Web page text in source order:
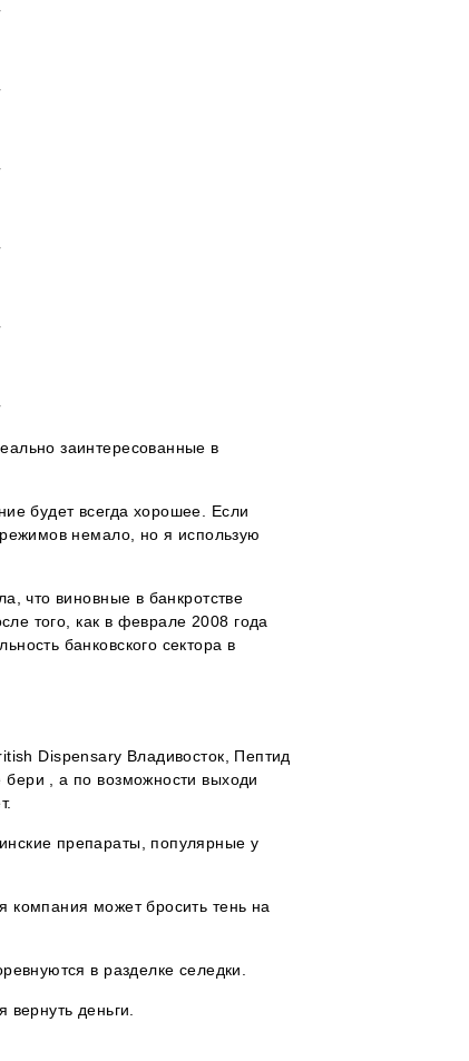
заинтересованные в
будет всегда хорошее. Если
немало, но я использую
что виновные в банкротстве
того, как в феврале 2008 года
банковского сектора в
Dispensary Владивосток, Пептид
бери , а по возможности выходи
препараты, популярные у
компания может бросить тень на
в разделке селедки.
вернуть деньги.